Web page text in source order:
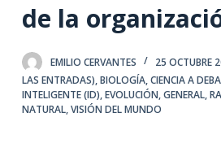
e
d
o
de la
EMILIO CERVANTES 25 OCTUBRE
LAS ENTRADAS),BIOLOGÍA,CIENCIA A
INTELIGENTE (ID),EVOLUCIÓN,GENERAL,
NATURAL,VISIÓN DEL MUNDO